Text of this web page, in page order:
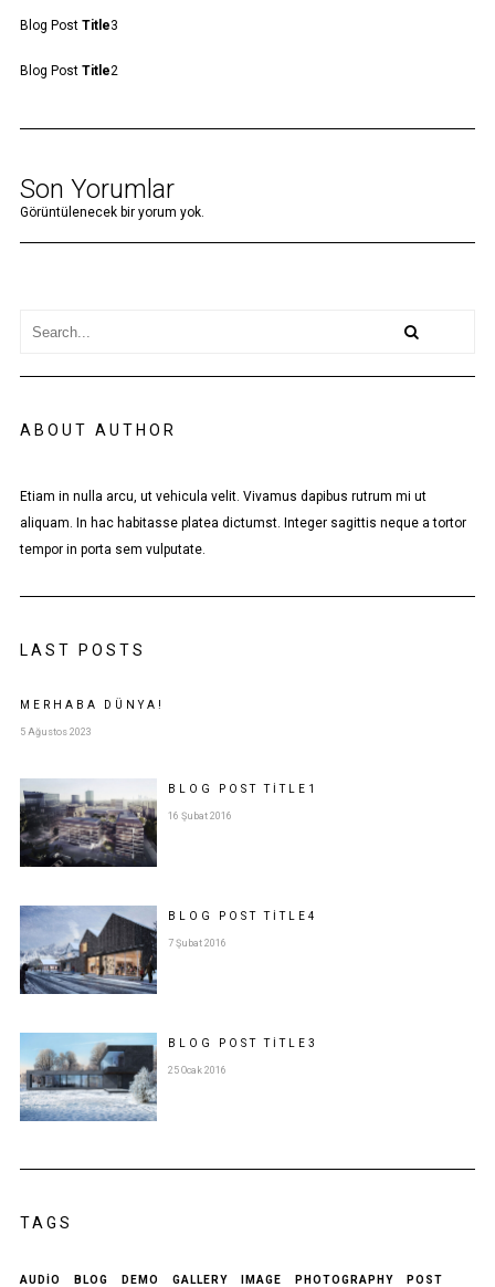
Blog Post Title3
Blog Post Title2
Son Yorumlar
Görüntülenecek bir yorum yok.
ABOUT AUTHOR
Etiam in nulla arcu, ut vehicula velit. Vivamus dapibus rutrum mi ut
aliquam. In hac habitasse platea dictumst. Integer sagittis neque a tortor
tempor in porta sem vulputate.
LAST POSTS
MERHABA DÜNYA!
5 Ağustos 2023
BLOG POSTTITLE 1
16 Şubat 2016
BLOG POSTTITLE 4
7 Şubat 2016
BLOG POSTTITLE 3
25 Ocak 2016
TAGS
AUDIO BLOG DEMO GALLERY IMAGE PHOTOGRAPHY POST